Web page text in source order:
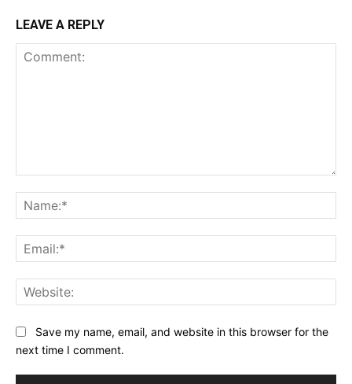
LEAVE A REPLY
Save my name, email, and website in this browser for the
next time I comment.